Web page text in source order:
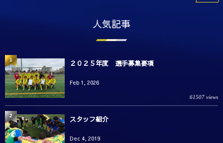
人気記事
２０２５年度 選手募集要項
Feb 1, 2026
61507 views
1
スタッフ紹介
Dec 4, 2019
2